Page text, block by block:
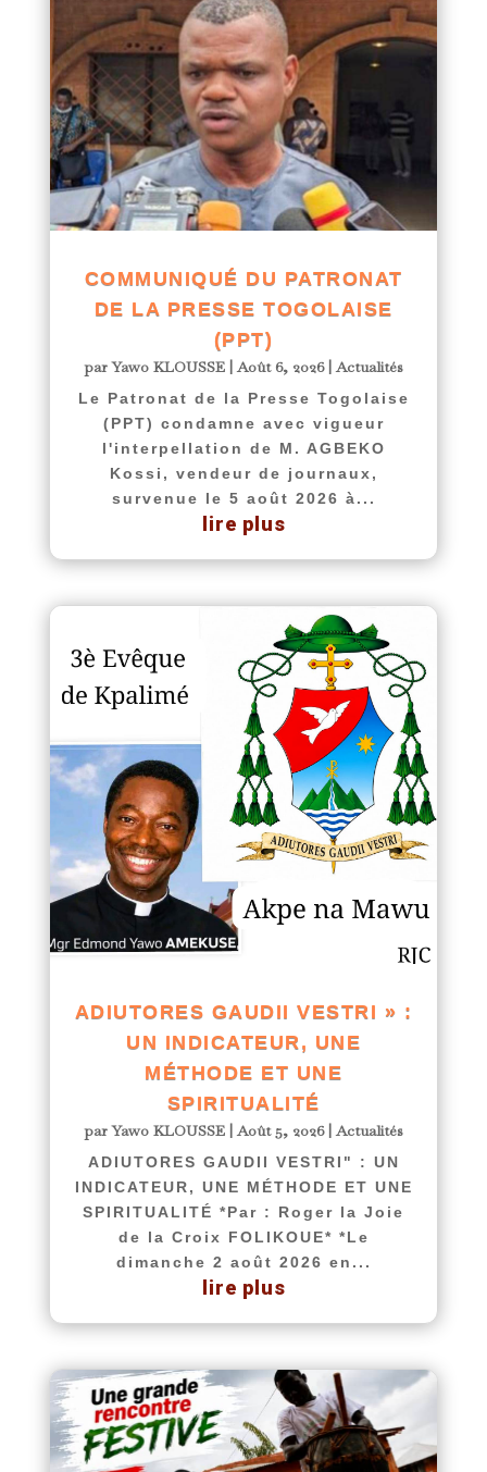
COMMUNIQUÉ DU PATRONAT
DE LA PRESSE TOGOLAISE
(PPT)
parYawo KLOUSSE|Août 6, 2026|Actualités
Le Patronat de la Presse Togolaise
(PPT) condamne avec vigueur
l'interpellation de M. AGBEKO
Kossi, vendeur de journaux,
survenue le 5 août 2026 à...
lire plus
ADIUTORES GAUDII VESTRI » :
UN INDICATEUR, UNE
MÉTHODE ET UNE
SPIRITUALITÉ
parYawo KLOUSSE|Août 5, 2026|Actualités
ADIUTORES GAUDII VESTRI" : UN
INDICATEUR, UNE MÉTHODE ET UNE
SPIRITUALITÉ *Par : Roger la Joie
de la Croix FOLIKOUE* *Le
dimanche 2 août 2026 en...
lire plus